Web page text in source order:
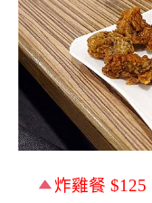
炸雞餐 $125